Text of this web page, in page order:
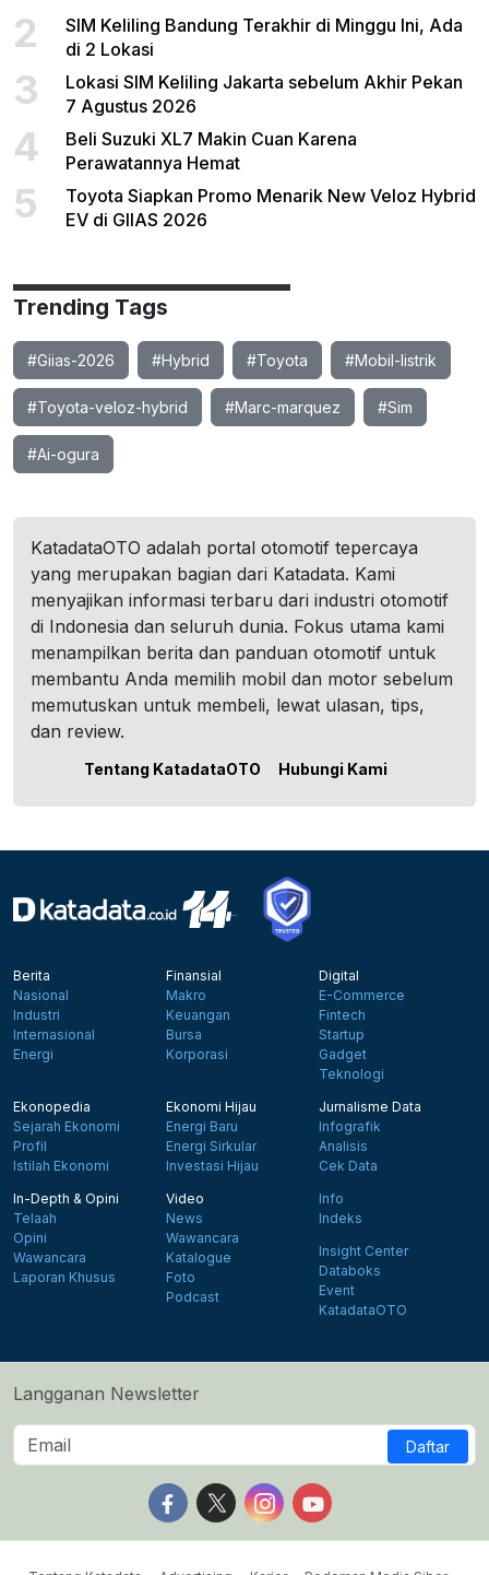
2
SIM Keliling Bandung Terakhir di Minggu Ini, Ada
di 2 Lokasi
3
Lokasi SIM Keliling Jakarta sebelum Akhir Pekan
7 Agustus 2026
4
Beli Suzuki XL7 Makin Cuan Karena
Perawatannya Hemat
5
Toyota Siapkan Promo Menarik New Veloz Hybrid
EV di GIIAS 2026
Trending Tags
#Giias-2026 #Hybrid #Toyota #Mobil-listrik
#Toyota-veloz-hybrid #Marc-marquez #Sim
#Ai-ogura
KatadataOTO adalah portal otomotif tepercaya
yang merupakan bagian dari Katadata. Kami
menyajikan informasi terbaru dari industri otomotif
di Indonesia dan seluruh dunia. Fokus utama kami
menampilkan berita dan panduan otomotif untuk
membantu Anda memilih mobil dan motor sebelum
memutuskan untuk membeli, lewat ulasan, tips,
dan review.
Tentang KatadataOTO Hubungi Kami
Berita
Nasional
Industri
Internasional
Energi
Finansial
Makro
Keuangan
Bursa
Korporasi
Digital
E-Commerce
Fintech
Startup
Gadget
Teknologi
Ekonopedia
Sejarah Ekonomi
Profil
Istilah Ekonomi
Ekonomi Hijau
Energi Baru
Energi Sirkular
Investasi Hijau
Jurnalisme Data
Infografik
Analisis
Cek Data
In-Depth & Opini
Telaah
Opini
Wawancara
Laporan Khusus
Video
News
Wawancara
Katalogue
Foto
Podcast
Info
Indeks
Insight Center
Databoks
Event
KatadataOTO
Langganan Newsletter
Daftar
Follow us on Facebook
Follow us on X
Follow us on Instagram
Follow us on